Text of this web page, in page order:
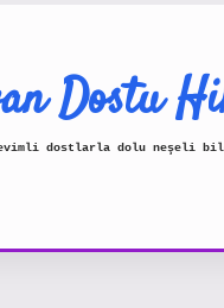
Dostu
dostlarla dolu neşeli